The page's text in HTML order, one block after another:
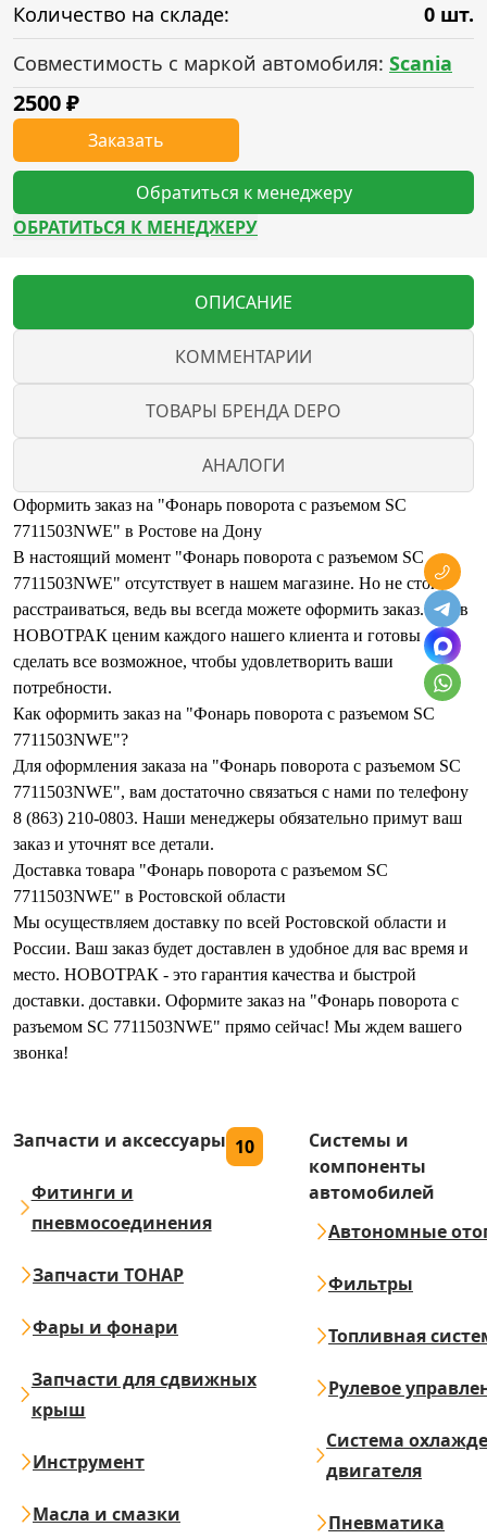
Количество на складе:
0 шт.
Совместимость с маркой автомобиля: Scania
2500₽
Заказать
Обратиться к менеджеру
ОБРАТИТЬСЯ К МЕНЕДЖЕРУ
ОПИСАНИЕ
КОММЕНТАРИИ
ТОВАРЫ БРЕНДА DEPO
АНАЛОГИ
Оформить заказ на "Фонарь поворота с разъемом SC
7711503NWE" в Ростове на Дону
В настоящий момент "Фонарь поворота с разъемом SC
7711503NWE" отсутствует в нашем магазине. Но не стоит
расстраиваться, ведь вы всегда можете оформить заказ. Мы в
НОВОТРАК ценим каждого нашего клиента и готовы
сделать все возможное, чтобы удовлетворить ваши
потребности.
Как оформить заказ на "Фонарь поворота с разъемом SC
7711503NWE"?
Для оформления заказа на "Фонарь поворота с разъемом SC
7711503NWE", вам достаточно связаться с нами по телефону
8 (863) 210-0803. Наши менеджеры обязательно примут ваш
заказ и уточнят все детали.
Доставка товара "Фонарь поворота с разъемом SC
7711503NWE" в Ростовской области
Мы осуществляем доставку по всей Ростовской области и
России. Ваш заказ будет доставлен в удобное для вас время и
место. НОВОТРАК - это гарантия качества и быстрой
доставки. доставки. Оформите заказ на "Фонарь поворота с
разъемом SC 7711503NWE" прямо сейчас! Мы ждем вашего
звонка!
Запчасти и аксессуары 10
Фитинги и
пневмосоединения
Запчасти ТОНАР
Фары и фонари
Запчасти для сдвижных
крыш
Инструмент
Масла и смазки
Системы и
компоненты
автомобилей
Автономные
Фильтры
Топливная
Рулевое
Система
двигателя
Пневматика